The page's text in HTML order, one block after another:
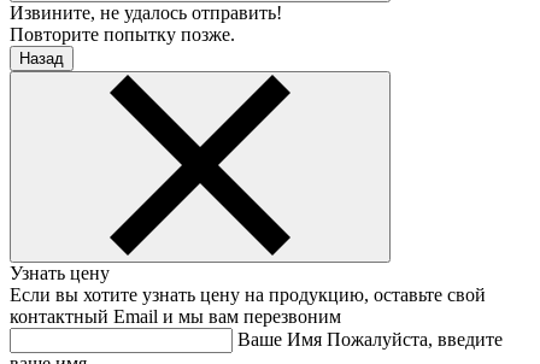
Извините, не удалось отправить!
Повторите попытку позже.
Назад
Узнать цену
Если вы хотите узнать цену на продукцию, оставьте свой
контактный Email и мы вам перезвоним
Ваше Имя Пожалуйста, введите